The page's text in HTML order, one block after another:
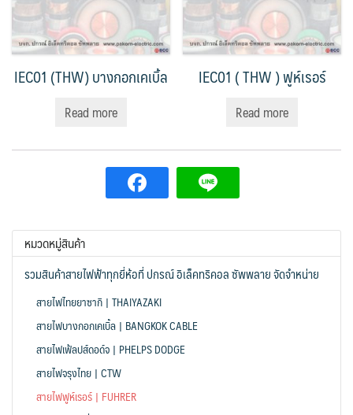
IEC01 (THW) บางกอกเคเบิ้ล
Read more
IEC01 ( THW ) ฟูห์เรอร์
Read more
หมวดหมู่สินค้า
รวมสินค้าสายไฟฟ้าทุกยี่ห้อที่ ปกรณ์ อิเล็คทริคอล ซัพพลาย จัดจำหน่าย
สายไฟไทยยาซากิ | THAIYAZAKI
สายไฟบางกอกเคเบิ้ล | BANGKOK CABLE
สายไฟเฟ้ลปส์ดอด์จ | PHELPS DODGE
สายไฟจรุงไทย | CTW
สายไฟฟูห์เรอร์ | FUHRER